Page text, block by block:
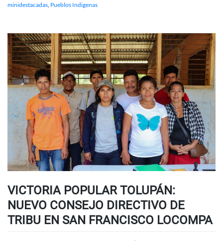
minidestacadas Pueblos Indigenas
VICTORIA POPULAR TOLUPÁN:
NUEVO CONSEJO DIRECTIVO DE
TRIBU EN SAN FRANCISCO LOCOMPA